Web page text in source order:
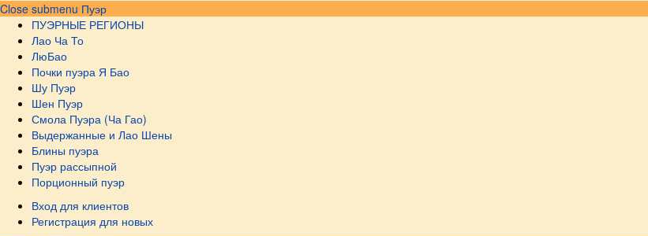
Close submenu Пуэр
ПУЭРНЫЕ РЕГИОНЫ
Лао Ча То
ЛюБао
Почки пуэра Я Бао
Шу Пуэр
Шен Пуэр
Смола Пуэра (Ча Гао)
Выдержанные и Лао Шены
Блины пуэра
Пуэр рассыпной
Порционный пуэр
Вход для клиентов
Регистрация для новых